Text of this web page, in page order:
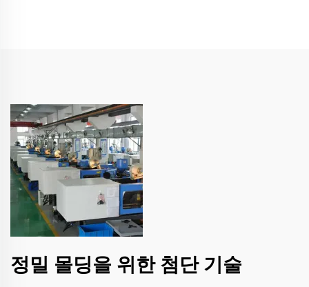
정밀 몰딩을 위한 첨단 기술